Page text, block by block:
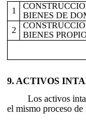
1
BIENES DE
2
BIENES
9. ACTIVOS
Los activos
el mismo proceso